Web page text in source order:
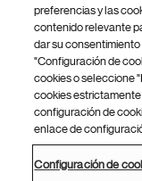
inferior
del
Política de privacidad
preferencias y las
contenido relevante
dar su
"Configuración de
cookies o seleccione
cookies
configuración de
enlace de
Configuración de